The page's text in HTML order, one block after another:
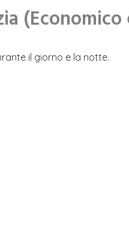
il giorno e la notte.